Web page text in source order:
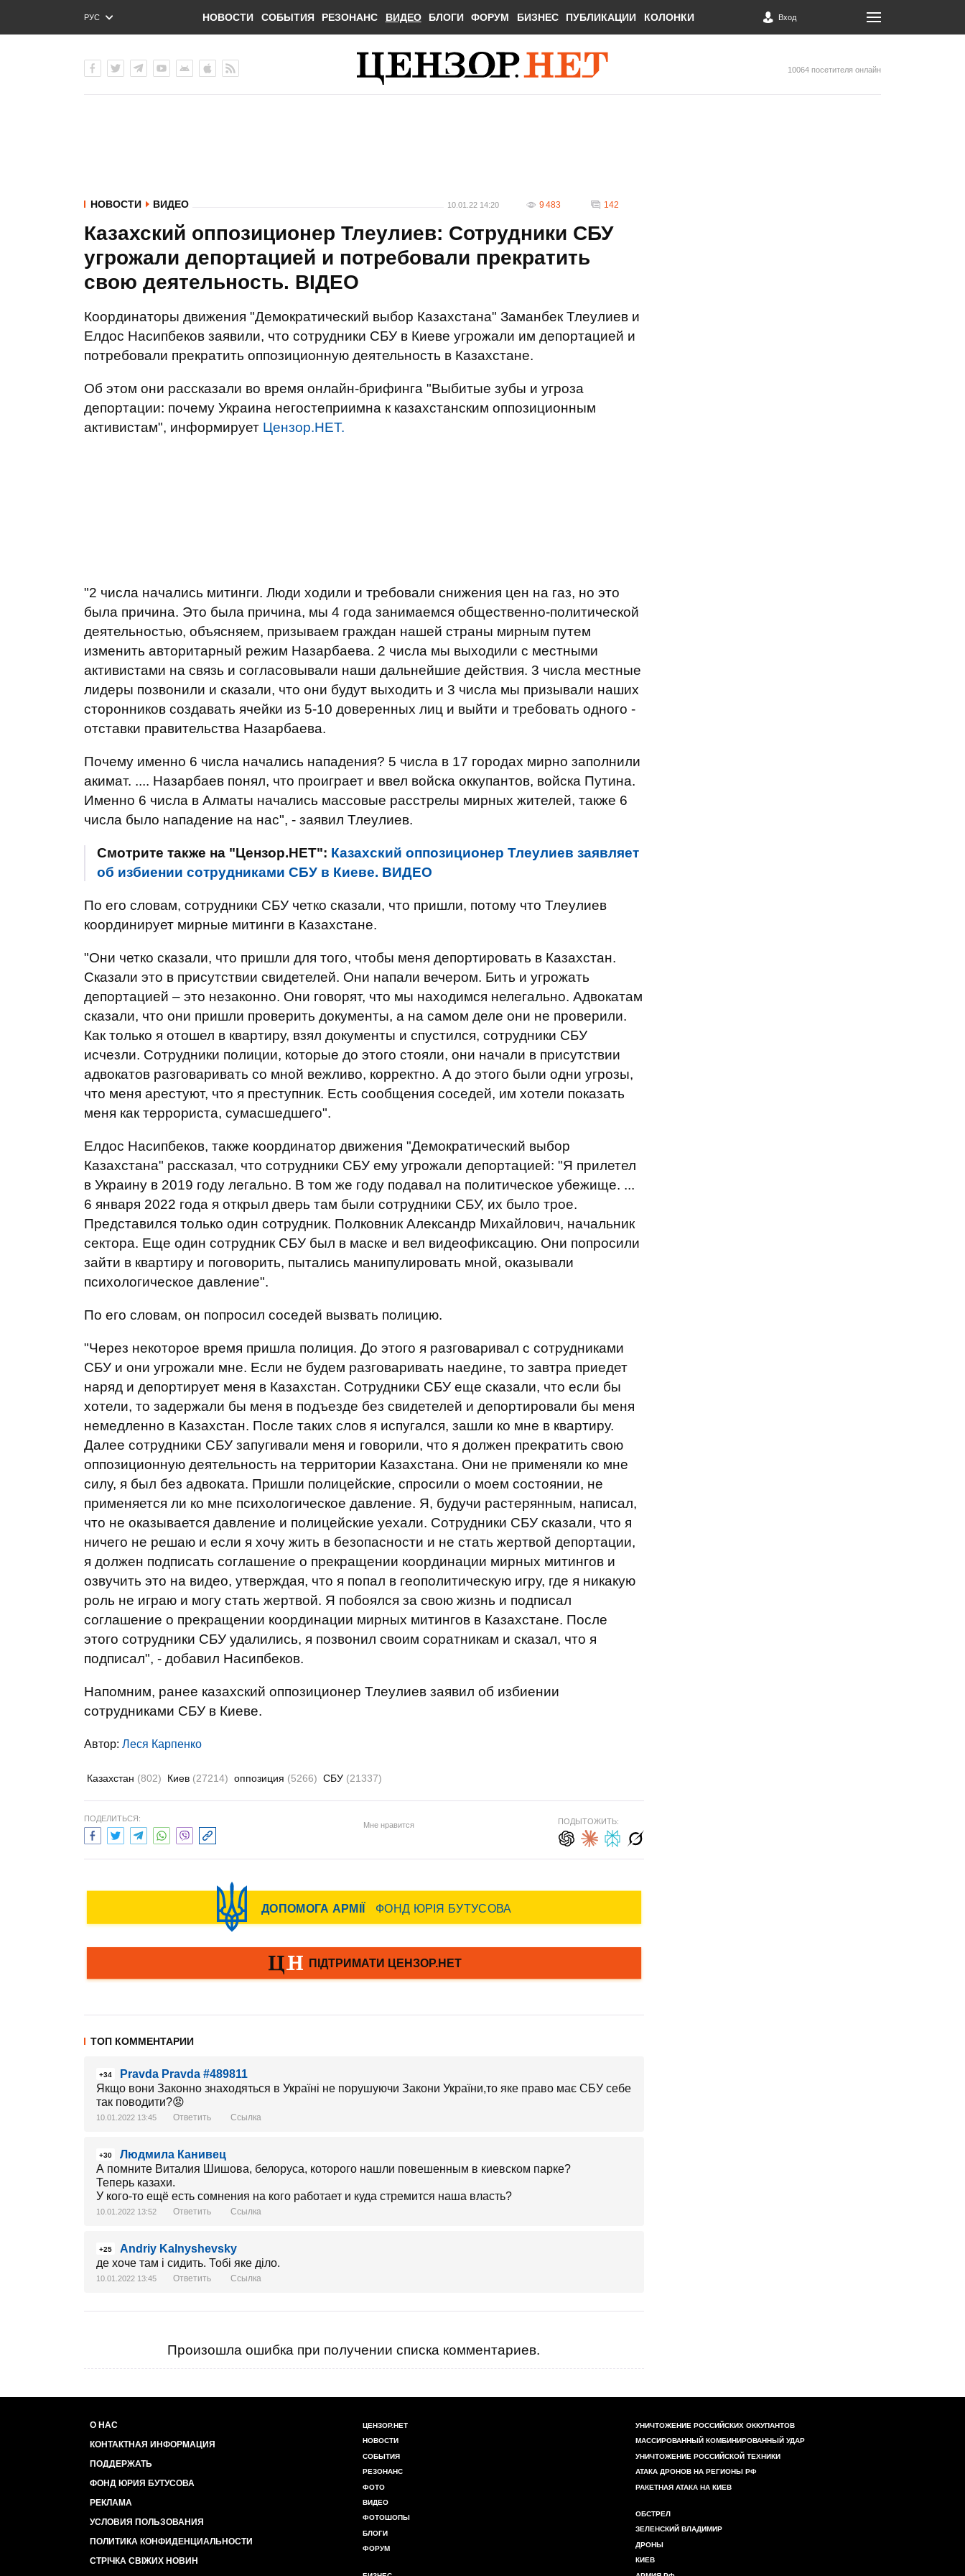
РУС
ENG
НОВОСТИ СОБЫТИЯ РЕЗОНАНС ВИДЕО БЛОГИ ФОРУМ БИЗНЕС ПУБЛИКАЦИИ КОЛОНКИ Вход
10064 посетителя онлайн
НОВОСТИ ВИДЕО 10.01.22 14:20 9 483 142
Казахский оппозиционер Тлеулиев: Сотрудники СБУ
угрожали депортацией и потребовали прекратить
свою деятельность. ВIДЕО
Координаторы движения "Демократический выбор Казахстана" Заманбек Тлеулиев и
Елдос Насипбеков заявили, что сотрудники СБУ в Киеве угрожали им депортацией и
потребовали прекратить оппозиционную деятельность в Казахстане.
Об этом они рассказали во время онлайн-брифинга "Выбитые зубы и угроза
депортации: почему Украина негостеприимна к казахстанским оппозиционным
активистам", информирует Цензор.НЕТ.
"2 числа начались митинги. Люди ходили и требовали снижения цен на газ, но это
была причина. Это была причина, мы 4 года занимаемся общественно-политической
деятельностью, объясняем, призываем граждан нашей страны мирным путем
изменить авторитарный режим Назарбаева. 2 числа мы выходили с местными
активистами на связь и согласовывали наши дальнейшие действия. 3 числа местные
лидеры позвонили и сказали, что они будут выходить и 3 числа мы призывали наших
сторонников создавать ячейки из 5-10 доверенных лиц и выйти и требовать одного -
отставки правительства Назарбаева.
Почему именно 6 числа начались нападения? 5 числа в 17 городах мирно заполнили
акимат. .... Назарбаев понял, что проиграет и ввел войска оккупантов, войска Путина.
Именно 6 числа в Алматы начались массовые расстрелы мирных жителей, также 6
числа было нападение на нас", - заявил Тлеулиев.
Смотрите также на "Цензор.НЕТ": Казахский оппозиционер Тлеулиев заявляет
об избиении сотрудниками СБУ в Киеве. ВИДЕО
По его словам, сотрудники СБУ четко сказали, что пришли, потому что Тлеулиев
координирует мирные митинги в Казахстане.
"Они четко сказали, что пришли для того, чтобы меня депортировать в Казахстан.
Сказали это в присутствии свидетелей. Они напали вечером. Бить и угрожать
депортацией – это незаконно. Они говорят, что мы находимся нелегально. Адвокатам
сказали, что они пришли проверить документы, а на самом деле они не проверили.
Как только я отошел в квартиру, взял документы и спустился, сотрудники СБУ
исчезли. Сотрудники полиции, которые до этого стояли, они начали в присутствии
адвокатов разговаривать со мной вежливо, корректно. А до этого были одни угрозы,
что меня арестуют, что я преступник. Есть сообщения соседей, им хотели показать
меня как террориста, сумасшедшего".
Елдос Насипбеков, также координатор движения "Демократический выбор
Казахстана" рассказал, что сотрудники СБУ ему угрожали депортацией: "Я прилетел
в Украину в 2019 году легально. В том же году подавал на политическое убежище. ...
6 января 2022 года я открыл дверь там были сотрудники СБУ, их было трое.
Представился только один сотрудник. Полковник Александр Михайлович, начальник
сектора. Еще один сотрудник СБУ был в маске и вел видеофиксацию. Они попросили
зайти в квартиру и поговорить, пытались манипулировать мной, оказывали
психологическое давление".
По его словам, он попросил соседей вызвать полицию.
"Через некоторое время пришла полиция. До этого я разговаривал с сотрудниками
СБУ и они угрожали мне. Если не будем разговаривать наедине, то завтра приедет
наряд и депортирует меня в Казахстан. Сотрудники СБУ еще сказали, что если бы
хотели, то задержали бы меня в подъезде без свидетелей и депортировали бы меня
немедленно в Казахстан. После таких слов я испугался, зашли ко мне в квартиру.
Далее сотрудники СБУ запугивали меня и говорили, что я должен прекратить свою
оппозиционную деятельность на территории Казахстана. Они не применяли ко мне
силу, я был без адвоката. Пришли полицейские, спросили о моем состоянии, не
применяется ли ко мне психологическое давление. Я, будучи растерянным, написал,
что не оказывается давление и полицейские уехали. Сотрудники СБУ сказали, что я
ничего не решаю и если я хочу жить в безопасности и не стать жертвой депортации,
я должен подписать соглашение о прекращении координации мирных митингов и
озвучить это на видео, утверждая, что я попал в геополитическую игру, где я никакую
роль не играю и могу стать жертвой. Я побоялся за свою жизнь и подписал
соглашение о прекращении координации мирных митингов в Казахстане. После
этого сотрудники СБУ удалились, я позвонил своим соратникам и сказал, что я
подписал", - добавил Насипбеков.
Напомним, ранее казахский оппозиционер Тлеулиев заявил об избиении
сотрудниками СБУ в Киеве.
Автор: Леся Карпенко
Казахстан (802) Киев (27214) оппозиция (5266) СБУ (21337)
ПОДЕЛИТЬСЯ:
Мне нравится ПОДЫТОЖИТЬ:
ТОП КОММЕНТАРИИ
+34
Pravda Pravda #489811
Якщо вони Законно знаходяться в Україні не порушуючи Закони України,то яке право має СБУ себе
так поводити?😡
10.01.2022 13:45 Ответить Ссылка
+30
Людмила Канивец
А помните Виталия Шишова, белоруса, которого нашли повешенным в киевском парке?
Теперь казахи.
У кого-то ещё есть сомнения на кого работает и куда стремится наша власть?
10.01.2022 13:52 Ответить Ссылка
+25
Andriy Kalnyshevsky
де хоче там і сидить. Тобі яке діло.
10.01.2022 13:45 Ответить Ссылка
Произошла ошибка при получении списка комментариев.
О НАС
КОНТАКТНАЯ ИНФОРМАЦИЯ
ПОДДЕРЖАТЬ
ФОНД ЮРИЯ БУТУСОВА
РЕКЛАМА
УСЛОВИЯ ПОЛЬЗОВАНИЯ
ПОЛИТИКА КОНФИДЕНЦИАЛЬНОСТИ
СТРІЧКА СВІЖИХ НОВИН
ЦЕНЗОР.НЕТ
НОВОСТИ
СОБЫТИЯ
РЕЗОНАНС
ФОТО
ВИДЕО
ФОТОШОПЫ
БЛОГИ
ФОРУМ
УНИЧТОЖЕНИЕ РОССИЙСКИХ ОККУПАНТОВ
МАССИРОВАННЫЙ КОМБИНИРОВАННЫЙ УДАР
УНИЧТОЖЕНИЕ РОССИЙСКОЙ ТЕХНИКИ
АТАКА ДРОНОВ НА РЕГИОНЫ РФ
РАКЕТНАЯ АТАКА НА КИЕВ
ОБСТРЕЛ
ЗЕЛЕНСКИЙ ВЛАДИМИР
ДРОНЫ
КИЕВ